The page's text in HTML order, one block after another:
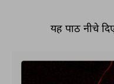
यह पाठ नीचे